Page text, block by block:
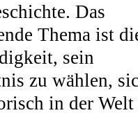
Das
Thema ist
sein
zu wählen,
in der